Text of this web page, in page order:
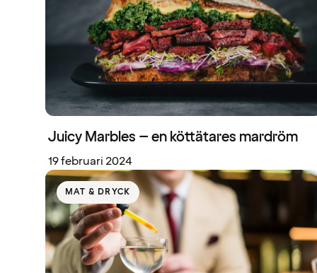
Juicy Marbles – en köttätares mardröm
19 februari 2024
MAT & DRYCK